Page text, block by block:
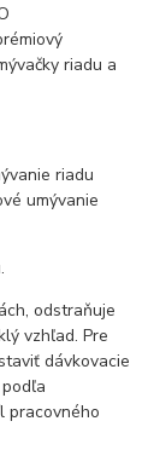
riadu a
riadu
umývanie
odstraňuje
vzhľad. Pre
dávkovacie
pracovného